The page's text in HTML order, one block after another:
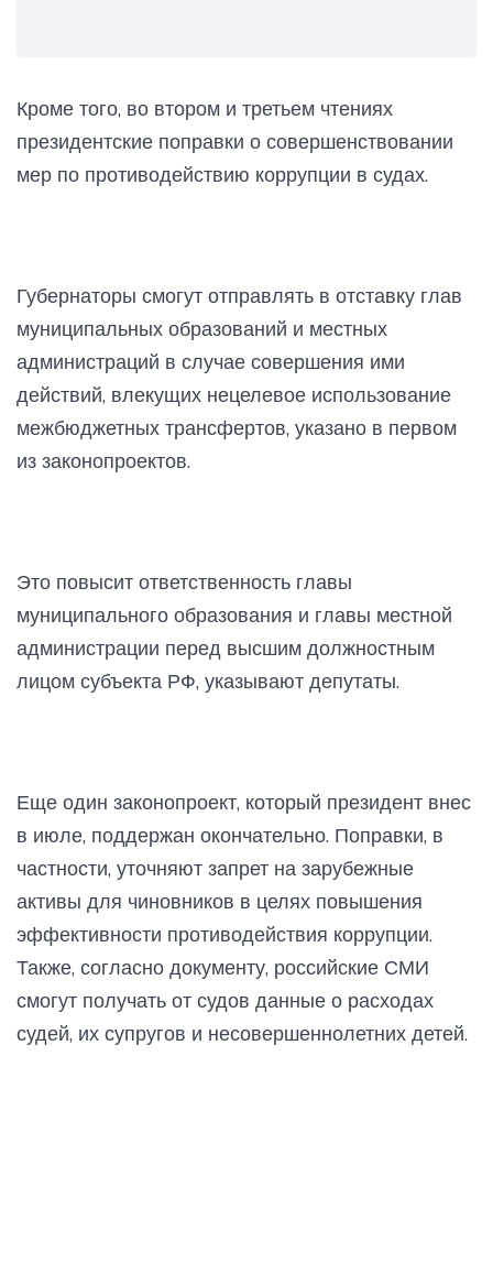
Кроме того, во втором и третьем чтениях
президентские поправки о совершенствовании
мер по противодействию коррупции в судах.
Губернаторы смогут отправлять в отставку глав
муниципальных образований и местных
администраций в случае совершения ими
действий, влекущих нецелевое использование
межбюджетных трансфертов, указано в первом
из законопроектов.
Это повысит ответственность главы
муниципального образования и главы местной
администрации перед высшим должностным
лицом субъекта РФ, указывают депутаты.
Еще один законопроект, который президент внес
в июле, поддержан окончательно. Поправки, в
частности, уточняют запрет на зарубежные
активы для чиновников в целях повышения
эффективности противодействия коррупции.
Также, согласно документу, российские СМИ
смогут получать от судов данные о расходах
судей, их супругов и несовершеннолетних детей.